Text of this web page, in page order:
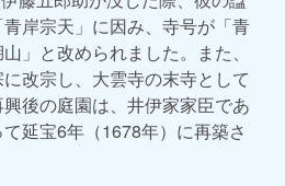
青岸宗天」に因み、寺号が「青
」と改められました。また、
改宗し、大雲寺の末寺として
後の庭園は、井伊家家臣であ
延宝6年（1678年）に再築さ